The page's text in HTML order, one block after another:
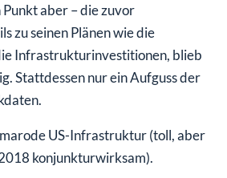
aber – die zuvor
zu seinen Plänen wie die
Infrastrukturinvestitionen, blieb
Stattdessen nur ein Aufguss der
US-Infrastruktur (toll, aber
konjunkturwirksam).